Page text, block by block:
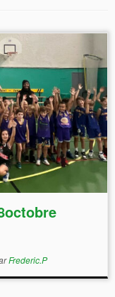
Frederic.P